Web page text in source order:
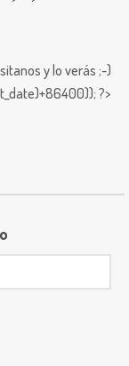
y lo verás ;-)
?>